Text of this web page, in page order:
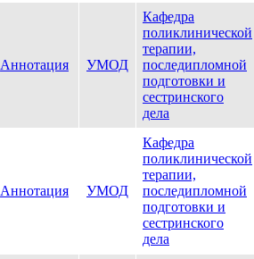
Аннотация УМОД
Кафедра
поликлинической
терапии,
последипломной
подготовки и
сестринского
дела
Аннотация УМОД
Кафедра
поликлинической
терапии,
последипломной
подготовки и
сестринского
дела